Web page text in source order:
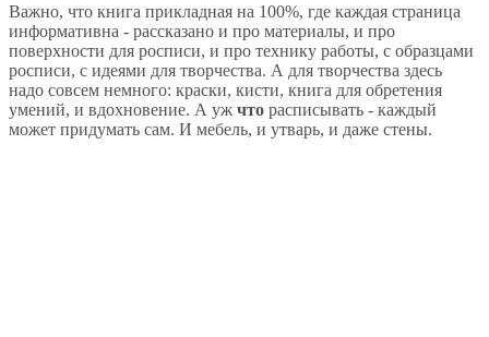
Важно, что книга прикладная на 100%, где каждая страница
информативна - рассказано и про материалы, и про
поверхности для росписи, и про технику работы, с образцами
росписи, с идеями для творчества. А для творчества здесь
надо совсем немного: краски, кисти, книга для обретения
умений, и вдохновение. А уж что расписывать - каждый
может придумать сам. И мебель, и утварь, и даже стены.